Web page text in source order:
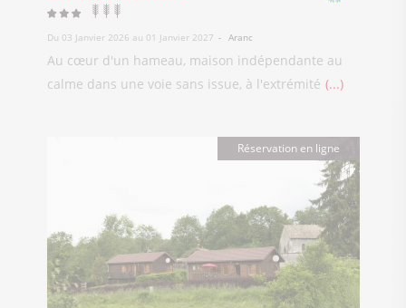
Du 03 Janvier 2026 au 01 Janvier 2027 Aranc
Au cœur d'un hameau, maison indépendante au
calme dans une voie sans issue, à l'extrémité ...
Réservation en ligne